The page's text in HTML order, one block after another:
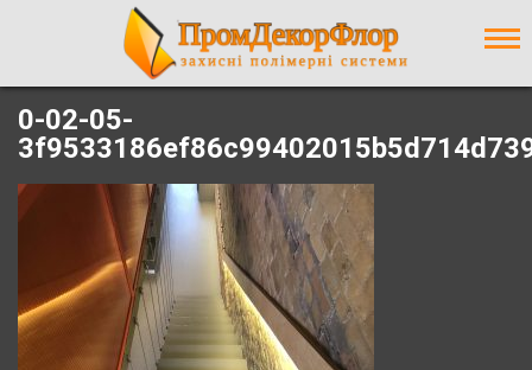
0-02-05-